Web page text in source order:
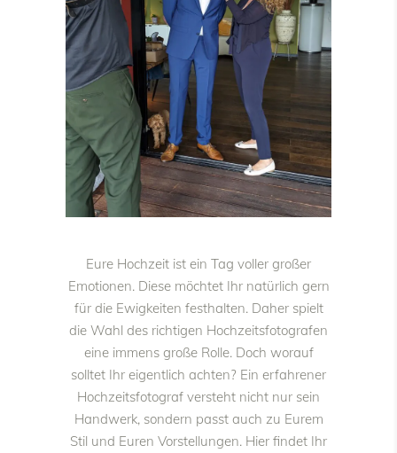
Eure Hochzeit ist ein Tag voller großer
Emotionen. Diese möchtet Ihr natürlich gern
für die Ewigkeiten festhalten. Daher spielt
die Wahl des richtigen Hochzeitsfotografen
eine immens große Rolle. Doch worauf
solltet Ihr eigentlich achten? Ein erfahrener
Hochzeitsfotograf versteht nicht nur sein
Handwerk, sondern passt auch zu Eurem
Stil und Euren Vorstellungen. Hier findet Ihr